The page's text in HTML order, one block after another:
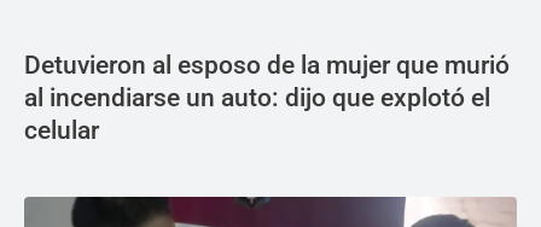
Detuvieron al esposo de la mujer que murió
al incendiarse un auto: dijo que explotó el
celular